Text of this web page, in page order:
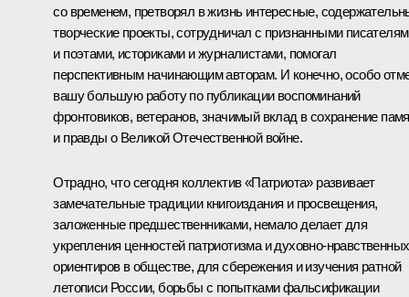
со временем, претворял в жизнь интересные,
творческие проекты, сотрудничал с признанными
и поэтами, историками и журналистами, помогал
перспективным начинающим авторам. И конечно, особо
вашу большую работу по публикации воспоминаний
фронтовиков, ветеранов, значимый вклад в сохранение
и правды о Великой Отечественной войне.
Отрадно, что сегодня коллектив «Патриота» развивает
замечательные традиции книгоиздания и просвещения,
заложенные предшественниками, немало делает для
укрепления ценностей патриотизма и духовно-нравственных
ориентиров в обществе, для сбережения и изучения ратной
летописи России, борьбы с попытками фальсификации